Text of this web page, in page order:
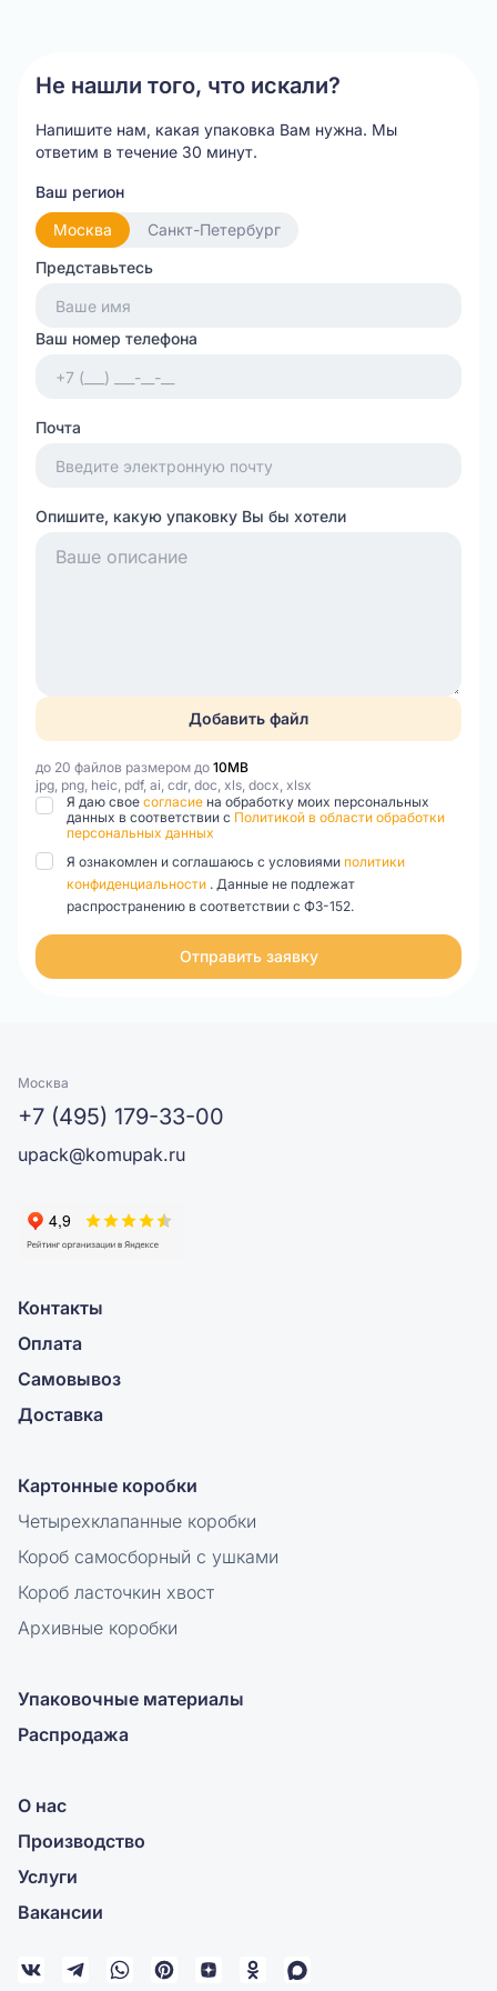
Не нашли того, что искали?
Напишите нам, какая упаковка Вам нужна. Мы
ответим в течение 30 минут.
Ваш регион
Москва
Санкт-Петербург
Представьтесь
Ваш номер телефона
Почта
Опишите, какую упаковку Вы бы хотели
Добавить файл
до 20 файлов размером до 10MB
jpg, png, heic, pdf, ai, cdr, doc, xls, docx, xlsx
Я даю свое согласие на обработку моих персональных
данных в соответствии с Политикой в области обработки
персональных данных
Я ознакомлен и соглашаюсь с условиями политики
конфиденциальности . Данные не подлежат
распространению в соответствии с ФЗ-152.
Отправить заявку
Москва
+7 (495) 179-33-00
upack@komupak.ru
Контакты
Оплата
Самовывоз
Доставка
Картонные коробки
Четырехклапанные коробки
Короб самосборный с ушками
Короб ласточкин хвост
Архивные коробки
Упаковочные материалы
Распродажа
О нас
Производство
Услуги
Вакансии